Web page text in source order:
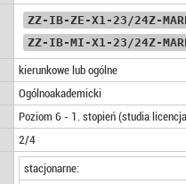
ZZ-IB-ZE-X1-23/24Z-
ZZ-IB-MI-X1-23/24Z-
kierunkowe lub ogólne
Ogólnoakademicki
Poziom 6 - 1. stopień (studia
2/4
stacjonarne: